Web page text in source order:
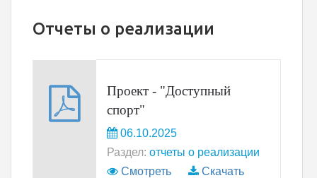
Отчеты о реализации
Проект - "Доступный
спорт"
06.10.2025
Раздел: отчеты о реализации
Смотреть
Скачать